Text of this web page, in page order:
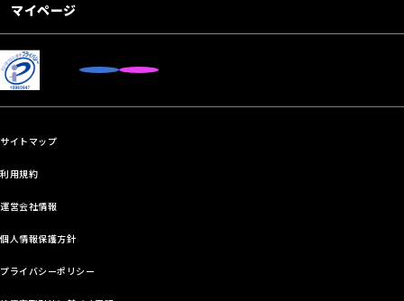
マイページ
サイトマップ
利用規約
運営会社情報
個人情報保護方針
プライバシーポリシー